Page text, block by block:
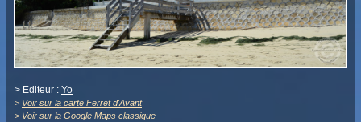
> Editeur : Yo
> Voir sur la carte Ferret d'Avant
> Voir sur la Google Maps classique